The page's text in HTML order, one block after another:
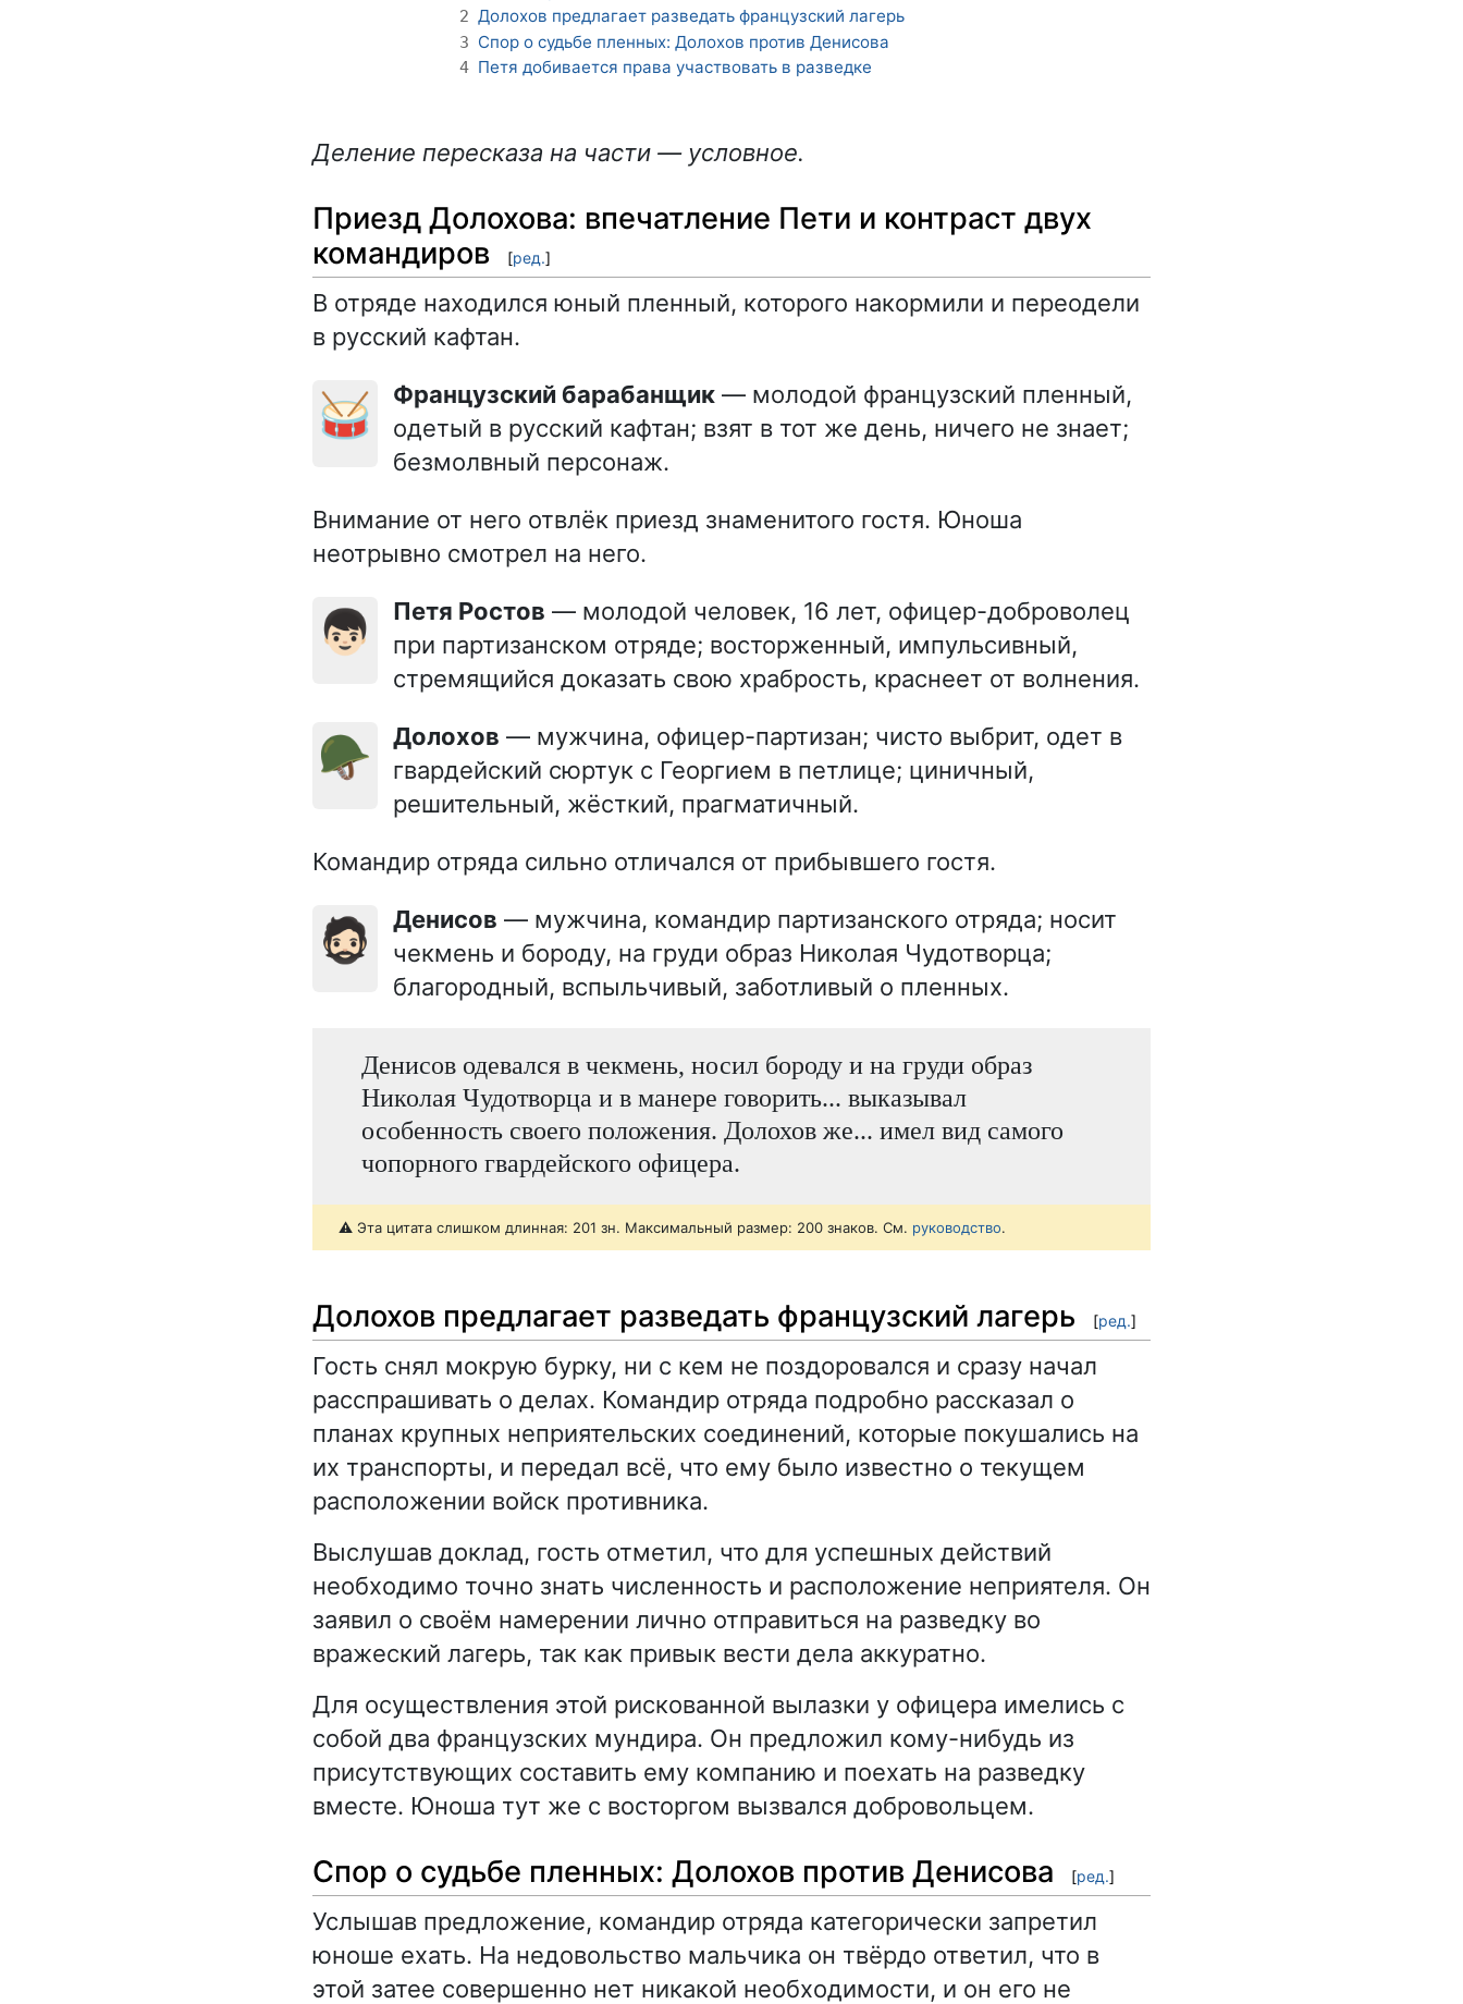
2 Долохов предлагает разведать французский лагерь
3 Спор о судьбе пленных: Долохов против Денисова
4 Петя добивается права участвовать в разведке
Деление пересказа на части — условное.
Приезд Долохова: впечатление Пети и контраст двух
командиров
[ред.]
В отряде находился юный пленный, которого накормили и переодели
в русский кафтан.
🥁 Французский барабанщик — молодой французский пленный,
одетый в русский кафтан; взят в тот же день, ничего не знает;
безмолвный персонаж.
Внимание от него отвлёк приезд знаменитого гостя. Юноша
неотрывно смотрел на него.
👦🏻 Петя Ростов — молодой человек, 16 лет, офицер-доброволец
при партизанском отряде; восторженный, импульсивный,
стремящийся доказать свою храбрость, краснеет от волнения.
🪖 Долохов — мужчина, офицер-партизан; чисто выбрит, одет в
гвардейский сюртук с Георгием в петлице; циничный,
решительный, жёсткий, прагматичный.
Командир отряда сильно отличался от прибывшего гостя.
🧔🏻 Денисов — мужчина, командир партизанского отряда; носит
чекмень и бороду, на груди образ Николая Чудотворца;
благородный, вспыльчивый, заботливый о пленных.
Денисов одевался в чекмень, носил бороду и на груди образ
Николая Чудотворца и в манере говорить... выказывал
особенность своего положения. Долохов же... имел вид самого
чопорного гвардейского офицера.
⚠️ Эта цитата слишком длинная: 201 зн. Максимальный размер: 200 знаков. См. руководство.
Долохов предлагает разведать французский лагерь [ред.]
Гость снял мокрую бурку, ни с кем не поздоровался и сразу начал
расспрашивать о делах. Командир отряда подробно рассказал о
планах крупных неприятельских соединений, которые покушались на
их транспорты, и передал всё, что ему было известно о текущем
расположении войск противника.
Выслушав доклад, гость отметил, что для успешных действий
необходимо точно знать численность и расположение неприятеля. Он
заявил о своём намерении лично отправиться на разведку во
вражеский лагерь, так как привык вести дела аккуратно.
Для осуществления этой рискованной вылазки у офицера имелись с
собой два французских мундира. Он предложил кому-нибудь из
присутствующих составить ему компанию и поехать на разведку
вместе. Юноша тут же с восторгом вызвался добровольцем.
Спор о судьбе пленных: Долохов против Денисова [ред.]
Услышав предложение, командир отряда категорически запретил
юноше ехать. На недовольство мальчика он твёрдо ответил, что в
этой затее совершенно нет никакой необходимости, и он его не